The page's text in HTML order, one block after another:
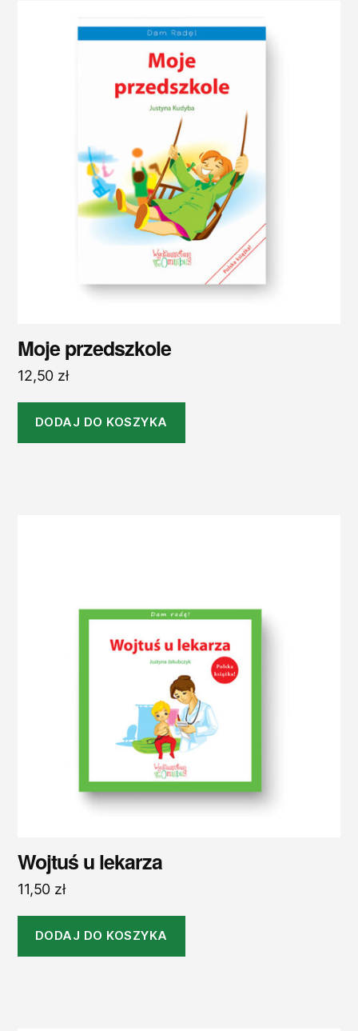
Moje przedszkole
12,50 zł
DODAJ DO KOSZYKA
Wojtuś u lekarza
11,50 zł
DODAJ DO KOSZYKA